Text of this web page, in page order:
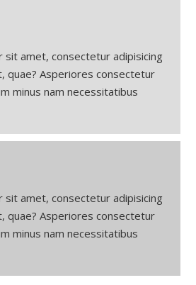
sit amet, consectetur adipisicing
quae? Asperiores consectetur
minus nam necessitatibus
sit amet, consectetur adipisicing
quae? Asperiores consectetur
minus nam necessitatibus